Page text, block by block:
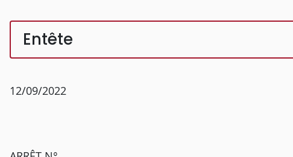
Entête
12/09/2022